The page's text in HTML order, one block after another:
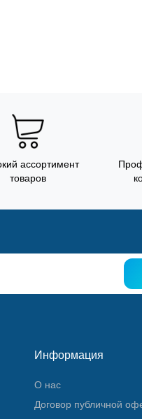
ассортимент
товаров
Информация
О нас
Договор публичной